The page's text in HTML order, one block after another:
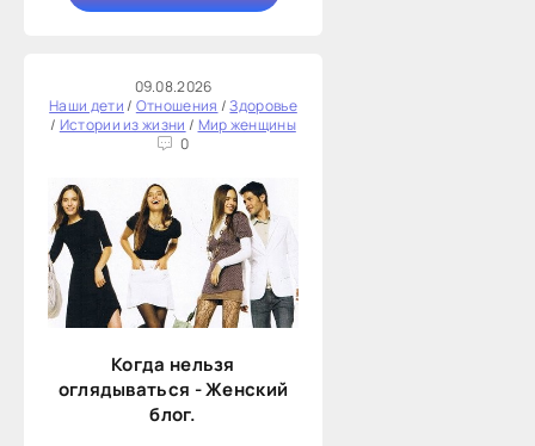
09.08.2026
Наши дети/ Отношения /Здоровье
/ Истории из жизни / Мир женщины
0
Когда нельзя
оглядываться - Женский
блог.